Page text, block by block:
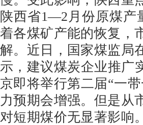
陕西省1—2月份原煤产
着各煤矿产能的恢复，
解。近日，国家煤监局
示，建议煤炭企业推广
京即将举行第二届“一
力预期会增强。但是从
对短期煤价无显著影响